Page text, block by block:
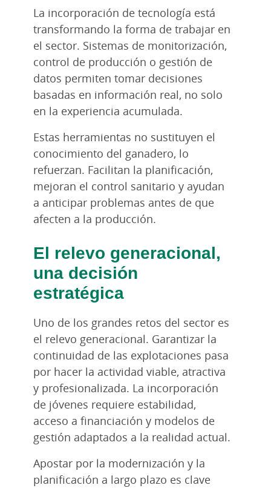
La incorporación de tecnología está
transformando la forma de trabajar en
el sector. Sistemas de monitorización,
control de producción o gestión de
datos permiten tomar decisiones
basadas en información real, no solo
en la experiencia acumulada.
Estas herramientas no sustituyen el
conocimiento del ganadero, lo
refuerzan. Facilitan la planificación,
mejoran el control sanitario y ayudan
a anticipar problemas antes de que
afecten a la producción.
El relevo generacional,
una decisión
estratégica
Uno de los grandes retos del sector es
el relevo generacional. Garantizar la
continuidad de las explotaciones pasa
por hacer la actividad viable, atractiva
y profesionalizada. La incorporación
de jóvenes requiere estabilidad,
acceso a financiación y modelos de
gestión adaptados a la realidad actual.
Apostar por la modernización y la
planificación a largo plazo es clave